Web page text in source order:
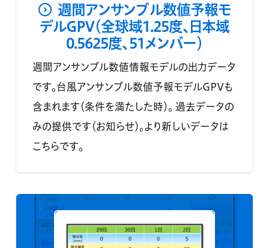
週間アンサンブル数値予報モ
デルGPV（全球域1.25度、日本域
0.5625度、51メンバー）
週間アンサンブル数値情報モデルの出力データ
です。台風アンサンブル数値予報モデルGPVも
含まれます（条件を満たした時）。 過去データの
みの提供です（お知らせ）。より新しいデータは
こちらです。